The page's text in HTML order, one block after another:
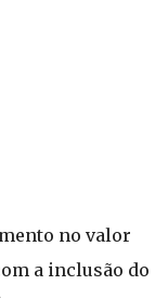
no valor
a inclusão do